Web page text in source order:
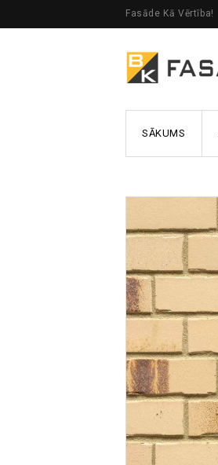
Fasāde Kā Vērtība!
SĀKUMS